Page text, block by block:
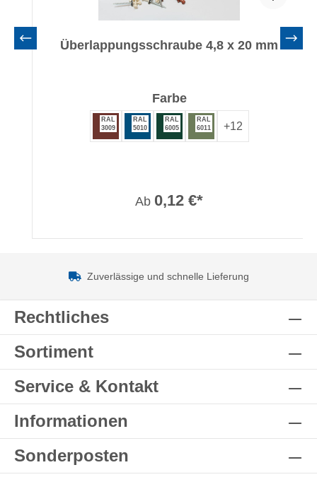
Überlappungsschraube 4,8 x 20 mm
Farbeauswählen
RAL
3009
RAL
5010
RAL
6005
RAL
6011
+12
Ab 0,12 €*
Zuverlässige und schnelle Lieferung
Rechtliches
Sortiment
Service & Kontakt
Informationen
Sonderposten